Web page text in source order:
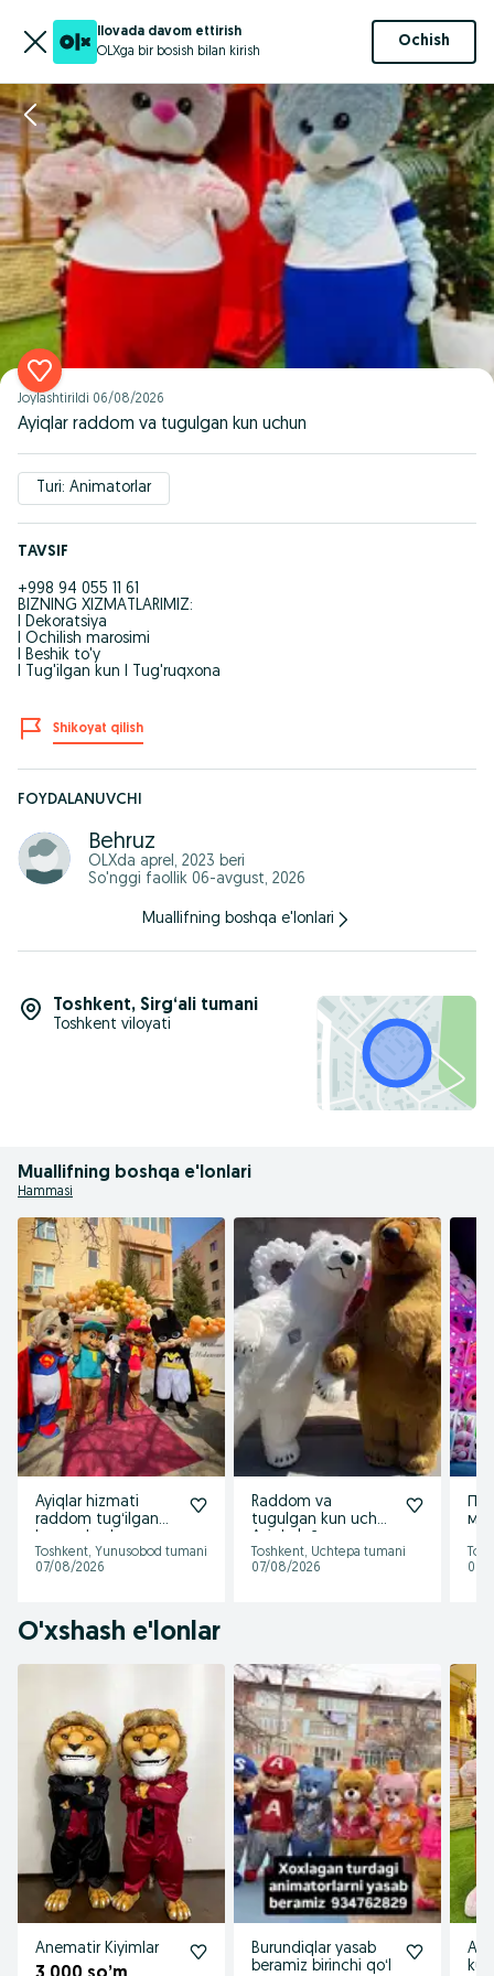
Ilovada davom ettirish
OLXga bir bosish bilan kirish
Ochish
Joylashtirildi 06/08/2026
Ayiqlar raddom va tugulgan kun uchun
Turi: Animatorlar
TAVSIF
+998 94 055 11 61
BIZNING XIZMATLARIMIZ:
I Dekoratsiya
I Ochilish marosimi
I Beshik to'y
I Tug'ilgan kun I Tug'ruqxona
Shikoyat qilish
FOYDALANUVCHI
Behruz
OLXda aprel, 2023 beri
So'nggi faollik 06-avgust, 2026
Muallifning boshqa e'lonlari
Toshkent, Sirg‘ali tumani
Toshkent viloyati
Muallifning boshqa e'lonlari
Hammasi
Ayiqlar hizmati
raddom tugʻilgan
marosimlar uchun
Toshkent, Yunusobod tumani
07/08/2026
Raddom va
tugulgan kun uchun
oformleniya|
оформленийа
Toshkent, Uchtepa tumani
07/08/2026
06/
O'xshash e'lonlar
Anematir Kiyimlar
Burundiqlar yasab
beramiz birinchi qoʻl